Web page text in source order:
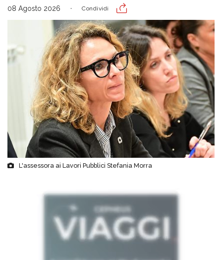
08 Agosto 2026 Condividi
L'assessora ai Lavori Pubblici Stefania Morra